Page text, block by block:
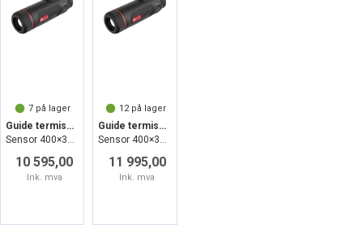
7 på lager
Guide termisk monokular TE419S
Sensor 400×300 @12µm, 19 mm, F1.0
10 595,00
Ink. mva
12på lager
Guide termisk monokular TE425S
Sensor 400×300 @12µm, 25 mm, F1.0
11 995,00
Ink. mva